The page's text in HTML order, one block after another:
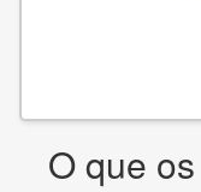
*
O que